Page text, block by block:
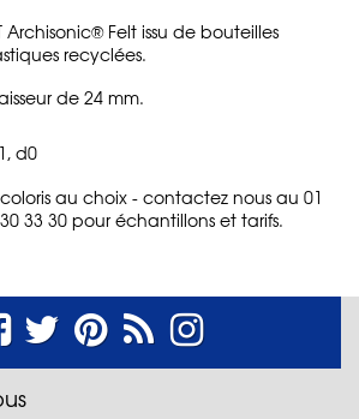
Archisonic® Felt issu de bouteilles
recyclées.
de 24 mm.
d0
au choix - contactez nous au 01
33 30 pour échantillons et tarifs.